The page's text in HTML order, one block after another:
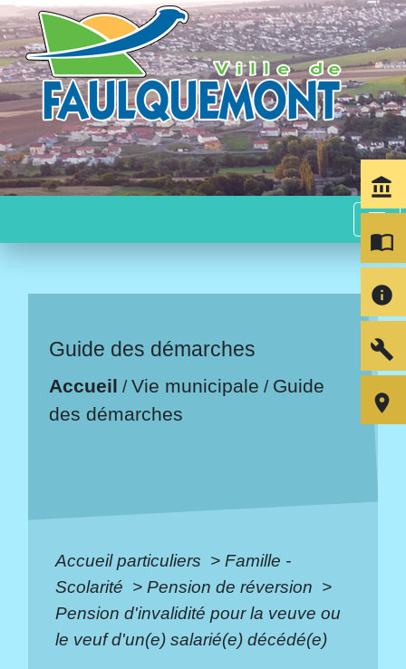
menu
Guide des démarches
Accueil /Vie municipale / Guide
des démarches
Accueil particuliers > Famille -
Scolarité > Pension de réversion >
Pension d'invalidité pour la veuve ou
le veuf d'un(e) salarié(e) décédé(e)
account_balance
import_contacts
info
build
room